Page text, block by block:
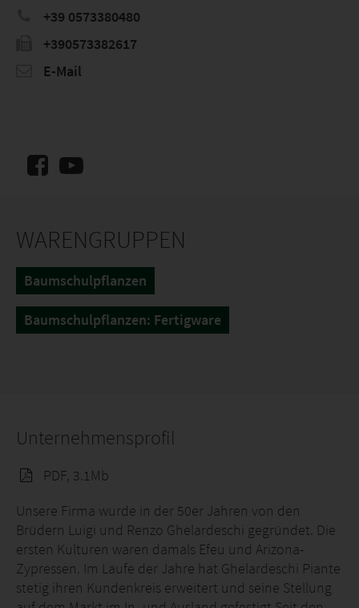
+39 0573380480
+390573382617
E-Mail
WARENGRUPPEN
Baumschulpflanzen
Baumschulpflanzen: Fertigware
Unternehmensprofil
PDF, 3.1Mb
Unsere Firma wurde in der 50er Jahren von den
Brüdern Luigi und Renzo Ghelardeschi gegründet. Die
ersten Kulturen waren damals Efeu und Arizona-
Zypressen. Im Laufe der Jahre hat Ghelardeschi Piante
stetig ihren Kundenkreis erweitert und seine Stellung